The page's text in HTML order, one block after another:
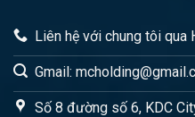
Liên hệ với chung tôi qua
Gmail:
Số 8 đường số 6, KDC